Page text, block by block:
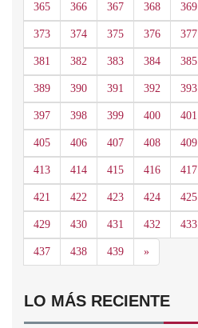
365 366 367 368 369
373 374 375 376 377
381 382 383 384 385
389 390 391 392 393
397 398 399 400 401
405 406 407 408 409
413 414 415 416 417
421 422 423 424 425
429 430 431 432 433
437 438 439 »Siguiente
LO MÁS RECIENTE